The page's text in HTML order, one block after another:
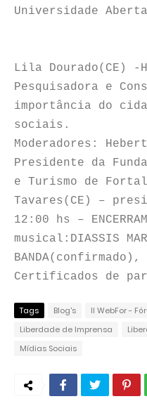
Universidade
Lila Dourado(CE) -
Pesquisadora e
importância do
sociais.
Moderadores:
Presidente da
e Turismo de
Tavares(CE) –
12:00 hs –
musical:DIASSIS
Certificados de
Tags Blog's
II WebFor -
Liberdade de Imprensa
Mídias Sociais